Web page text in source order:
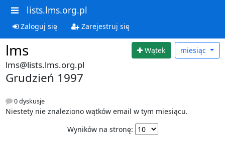
lists.lms.org.pl
Zaloguj się Zarejestruj się
lms Wątek miesiąc
lms@lists.lms.org.pl
Grudzień 1997
0 dyskusje
Niestety nie znaleziono wątków email w tym miesiącu.
Wyników na stronę: